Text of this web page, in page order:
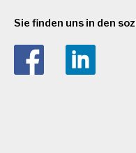
Sie finden uns in den